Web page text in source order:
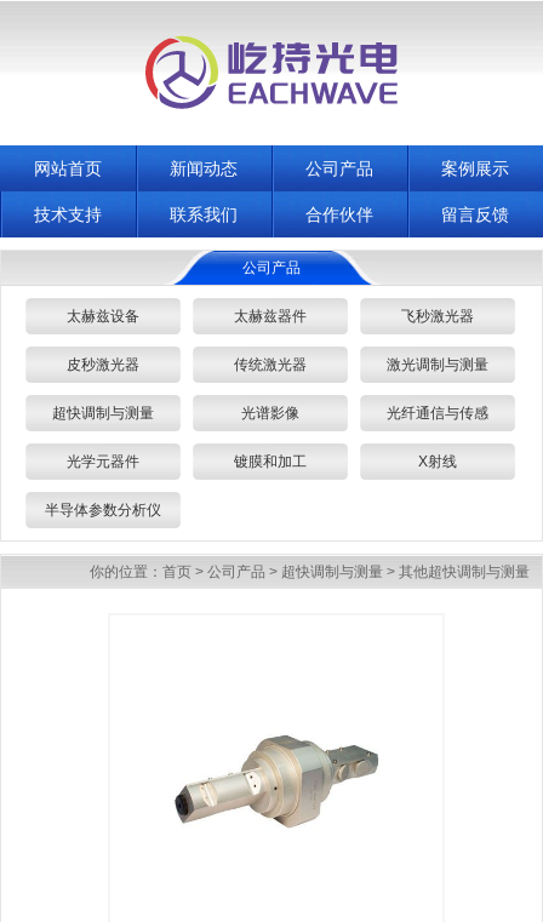
网站首页 新闻动态 公司产品 案例展示
技术支持 联系我们 合作伙伴 留言反馈
公司产品
太赫兹设备 太赫兹器件 飞秒激光器
皮秒激光器 传统激光器 激光调制与测量
超快调制与测量 光谱影像 光纤通信与传感
光学元器件 镀膜和加工 X射线
半导体参数分析仪
你的位置： 首页 > 公司产品 > 超快调制与测量 > 其他超快调制与测量